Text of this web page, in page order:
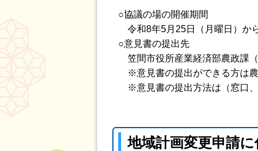
○協議の場の開催期間
令和8年5月25日（月曜日）か
○意見書の提出先
笠間市役所産業経済部農政課
※意見書の提出ができる方は農
※意見書の提出方法は（窓口、
地域計画変更申請